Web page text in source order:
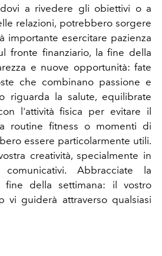
a rivedere gli obiettivi o a
relazioni, potrebbero sorgere
importante esercitare pazienza
fronte finanziario, la fine della
e nuove opportunità: fate
che combinano passione e
riguarda la salute, equilibrate
l'attività fisica per evitare il
routine fitness o momenti di
essere particolarmente utili.
creatività, specialmente in
Abbracciate la
fine della settimana: il vostro
vi guiderà attraverso qualsiasi